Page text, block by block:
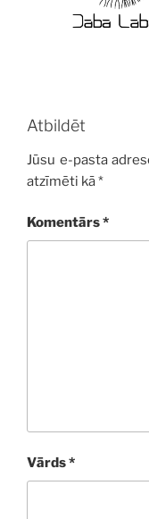
Atbildēt
Jūsu e-pasta
atzīmēti kā*
Komentārs*
Vārds*